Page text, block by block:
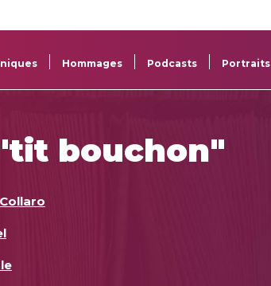
Sacem
des œuvres
Hommages Podcasts Portraits
bouchon"